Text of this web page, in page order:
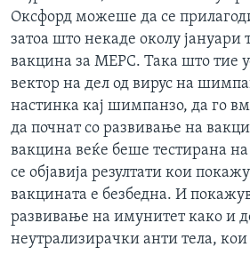
Оксфорд можеше да се
затоа што некаде околу јануари
вакцина за МЕРС. Така што тие
вектор на дел од вирус на
настинка кај шимпанзо, да го
да почнат со развивање на
вакцина веќе беше тестирана на
се објавија резултати кои
вакцината е безбедна. И
развивање на имунитет како и
неутрализирачки анти тела, кои